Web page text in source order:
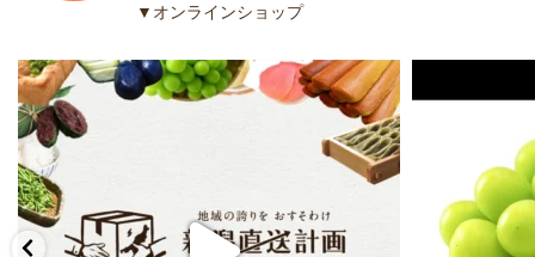
▼オンラインショップ